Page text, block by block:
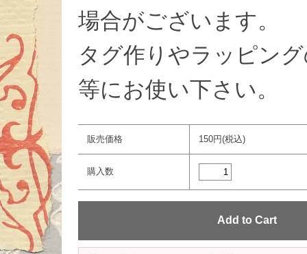
場合がございます。
タグ作りやラッピン
等にお使い下さい。
販売価格 150円(税込)
購入数